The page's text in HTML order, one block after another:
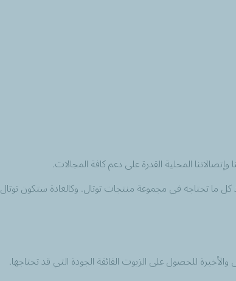
المحلية القدرة على دعم كافة المجالات.
كل ما تحتاجه في مجموعة منتجات توتال. وكالعادة ستكون
للحصول على الزيوت الفائقة الجودة التي قد تحتاجها.